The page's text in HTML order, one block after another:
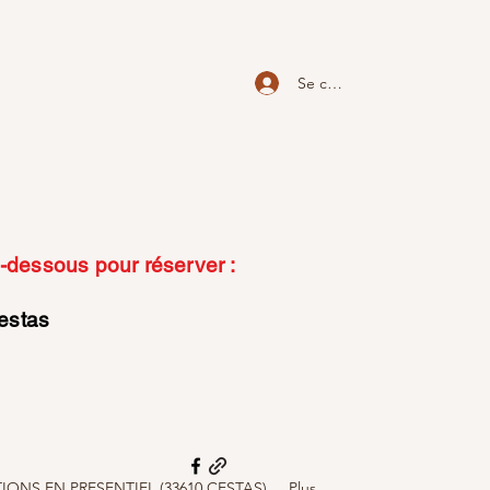
Se connecter
pour réserver :